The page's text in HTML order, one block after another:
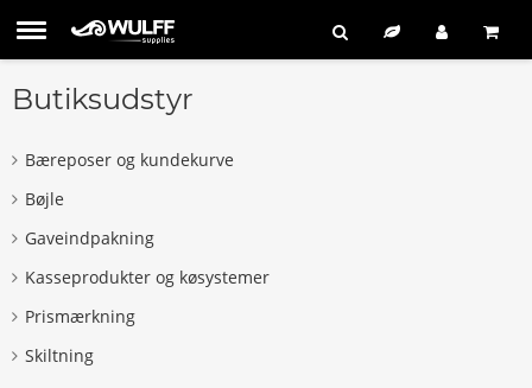
Butiksudstyr
Bæreposer og kundekurve
Bøjle
Gaveindpakning
Kasseprodukter og køsystemer
Prismærkning
Skiltning